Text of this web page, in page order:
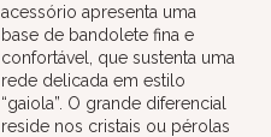
acessório apresenta uma
base de bandolete fina e
confortável, que sustenta uma
rede delicada em estilo
“gaiola”. O grande diferencial
reside nos cristais ou pérolas